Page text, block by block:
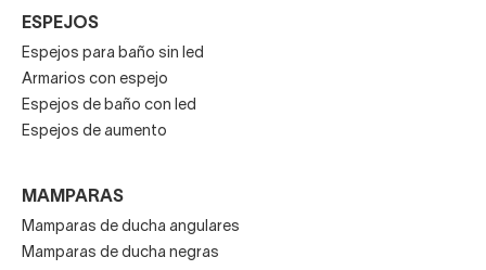
ESPEJOS
Espejos para baño sin led
Armarios con espejo
Espejos de baño con led
Espejos de aumento
MAMPARAS
Mamparas de ducha angulares
Mamparas de ducha negras